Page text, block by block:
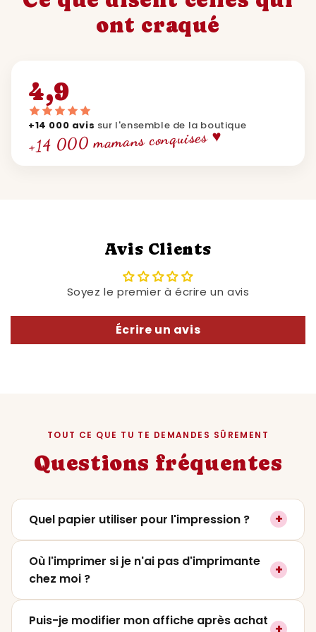
ont craqué
4,9
+14 000 avis sur l'ensemble de la boutique
+14 000 mamans conquises ♥
Avis Clients
Soyez le premier à écrire un avis
Écrire un avis
TOUT CE QUE TU TE DEMANDES SÛREMENT
Questions fréquentes
Quel papier utiliser pour l'impression ? +
On recommande un papier mat ou satiné
entre200 et 250g
pour un rendu premium. Le
papier classique 80g qui ne rendra pas
Où l'imprimer si je n'ai pas d'imprimante
chez moi ?
+
Tu peux l'imprimer dansn'importe quelle
Puis-je modifier mon affiche après achat